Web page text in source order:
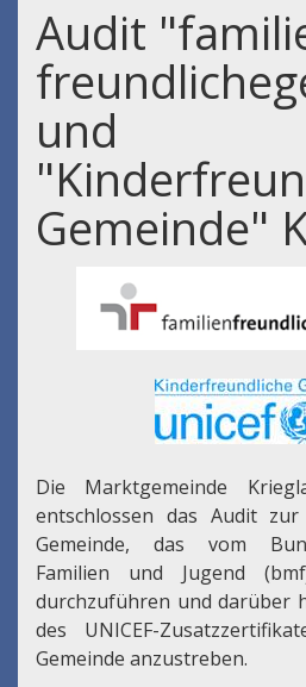
Audit
und
Gemeinde"
Die Marktgemeinde
entschlossen das Audit zur
Gemeinde, das vom
Familien und Jugend
durchzuführen und darüber
des UNICEF-
Gemeinde anzustreben.